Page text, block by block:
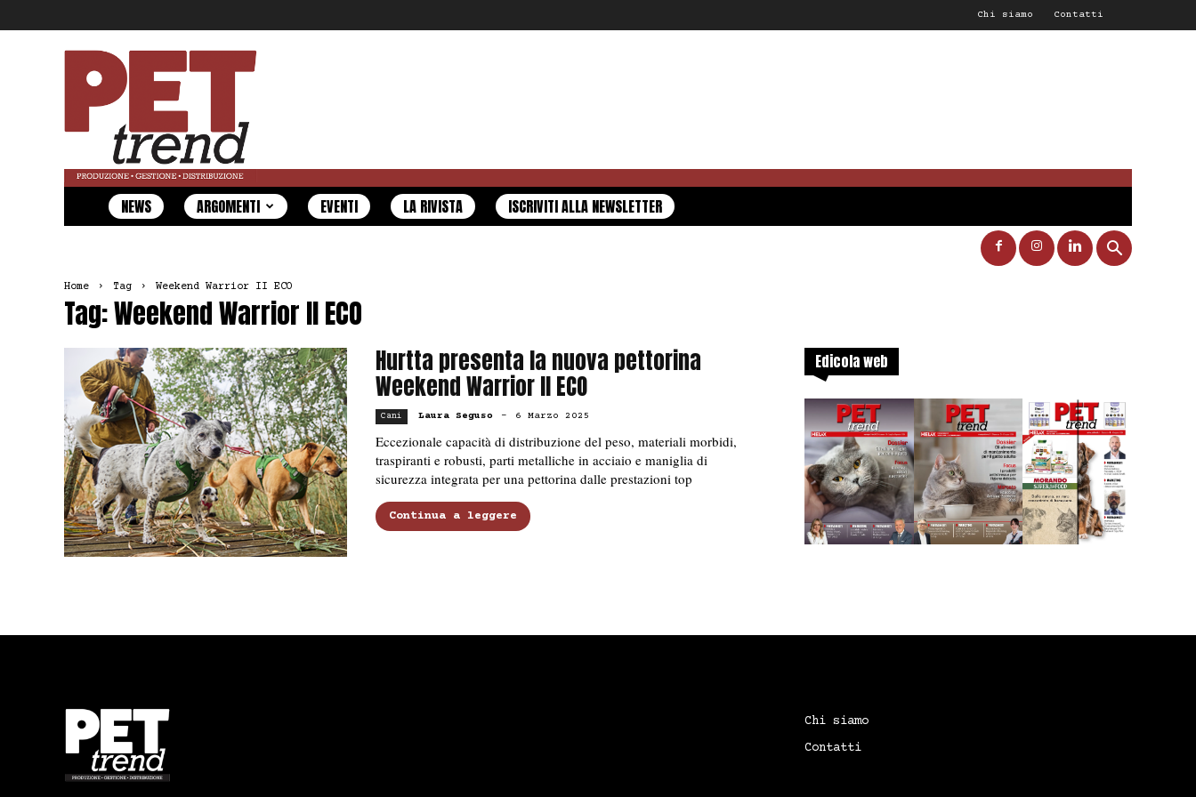
Chi siamo Contatti
Pet
Trend
NEWS ARGOMENTI EVENTI LA RIVISTA ISCRIVITI ALLA NEWSLETTER
Home Tag Weekend Warrior II ECO
Tag: Weekend Warrior II ECO
Hurtta presenta la nuova pettorina
Weekend Warrior II ECO
Cani Laura Seguso - 6 Marzo 2025
Eccezionale capacità di distribuzione del peso, materiali morbidi,
traspiranti e robusti, parti metalliche in acciaio e maniglia di
sicurezza integrata per una pettorina dalle prestazioni top
Continua a leggere
Edicola web
Chi siamo
Contatti